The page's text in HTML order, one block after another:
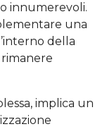
innumerevoli.
una
della
implica un